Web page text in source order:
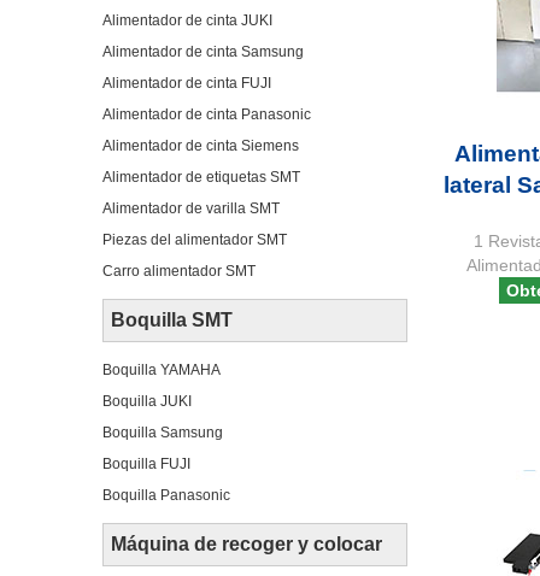
Alimentador de cinta JUKI
Alimentador de cinta Samsung
Alimentador de cinta FUJI
Alimentador de cinta Panasonic
Alimentador de cinta Siemens
Alimentador de etiquetas SMT
Alimentador de varilla SMT
Piezas del alimentador SMT
Carro alimentador SMT
Boquilla SMT
Boquilla YAMAHA
Boquilla JUKI
Boquilla Samsung
Boquilla FUJI
Boquilla Panasonic
Máquina de recoger y colocar
lateral
1